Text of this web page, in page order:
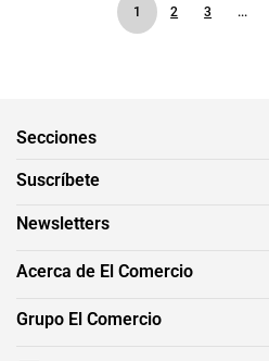
1 2 3 ...
Secciones
Suscríbete
Newsletters
Acerca de El Comercio
Grupo El Comercio